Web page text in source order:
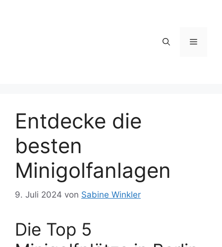
Menü
Entdecke die
besten
Minigolfanlagen
9. Juli 2024 von Sabine Winkler
Die Top 5